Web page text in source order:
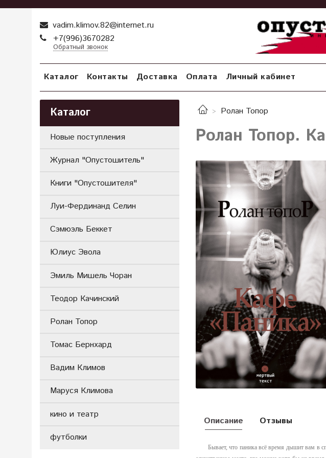
vadim.klimov.82@internet.ru
+7(996)3670282
Обратный звонок
Каталог Контакты Доставка Оплата Личный кабинет
Ролан Топор
Ролан Топор.
Описание
Бывает, что паника всё время дышит вам в
Отзывы
Каталог
Новые поступления
Журнал "Опустошитель"
Книги "Опустошителя"
Луи-Фердинанд Селин
Сэмюэль Беккет
Юлиус Эвола
Эмиль Мишель Чоран
Теодор Качинский
Ролан Топор
Томас Бернхард
Вадим Климов
Маруся Климова
кино и театр
футболки